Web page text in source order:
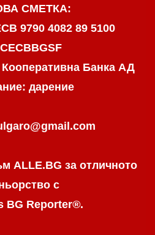
СМЕТКА:
9790 4082 89 5100
Банка АД
дарение
ALLE.BG за отличното
с
BG Reporter®.